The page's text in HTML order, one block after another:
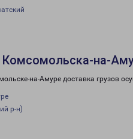
Комсомольска-на-
на-Амуре доставка грузов
р-н)